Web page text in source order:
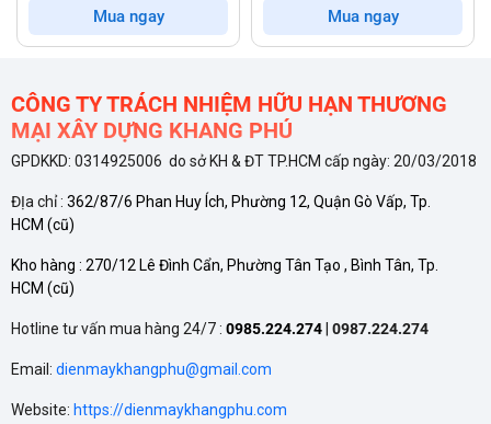
Ngăn đôngsâu bảo quản thịt, cá, hải sản, đồ đông lạnh.
Công nghệ Smart Control
Điều chỉnh nhiệt độ chính xác đến từng độ C, đảm bảo thực
phẩm luôn được bảo quản trong điều kiện tốt nhất.
Bảng điều khiển cảm ứng hiện đại, dễ dàng thao tác và điều
chỉnh.
Mua ngay Mua ngay
CÔNG TY TRÁCH NHIỆM HỮU HẠN THƯƠNG
MẠI XÂY DỰNG KHANG PHÚ
GPDKKD: 0314925006 do sở KH & ĐT TP.HCM cấp ngày: 20/03/2018
ĐỊa chỉ : 362/87/6 Phan Huy Ích, Phường 12, Quận Gò Vấp, Tp.
HCM (cũ)
Kho hàng : 270/12 Lê Đình Cẩn, Phường Tân Tạo , Bình Tân, Tp.
HCM (cũ)
Hotline tư vấn mua hàng 24/7 : 0985.224.274 0987.224.274
Email: dienmaykhangphu@gmail.com
Website: https://dienmaykhangphu.com